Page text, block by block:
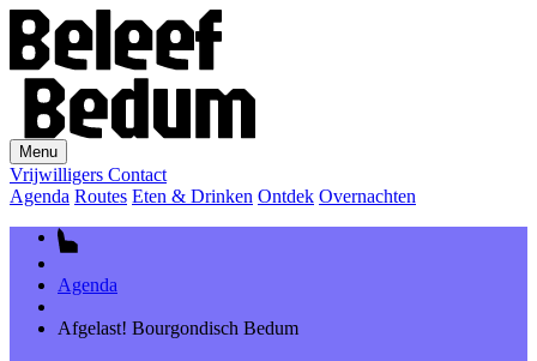
Menu
Vrijwilligers Contact
Agenda Routes Eten & Drinken Ontdek Overnachten
Agenda
Afgelast! Bourgondisch Bedum